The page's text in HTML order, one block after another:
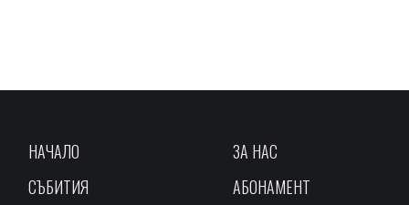
НАЧАЛО
СЪБИТИЯ
ЗА НАС
АБОНАМЕНТ